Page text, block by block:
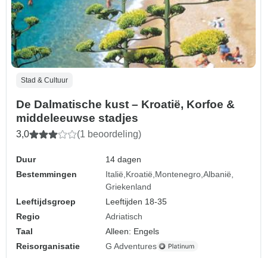
Stad & Cultuur
De Dalmatische kust – Kroatië, Korfoe &
middeleeuwse stadjes
3,0 (1 beoordeling)
Duur
14 dagen
Bestemmingen
Italië Kroatië Montenegro Albanië
Griekenland
Leeftijdsgroep
Leeftijden 18-35
Regio
Adriatisch
Taal
Alleen: Engels
Reisorganisatie
G Adventures